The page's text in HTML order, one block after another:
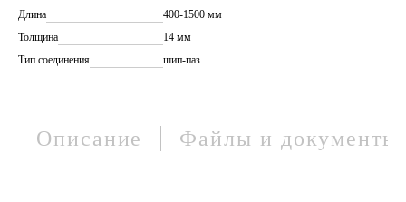
Длина
400-1500 мм
Толщина
14 мм
Тип соединения
шип-паз
Описание Файлы и документы